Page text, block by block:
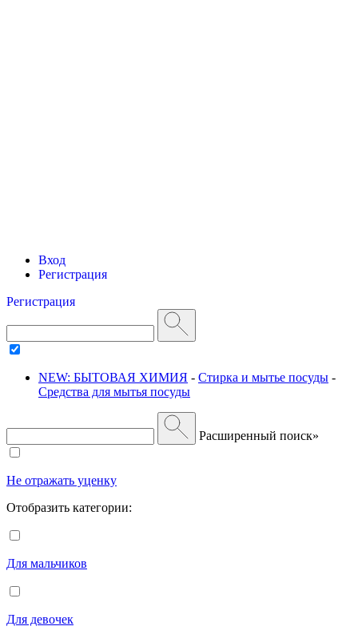
Вход
Регистрация
Регистрация
NEW: БЫТОВАЯ ХИМИЯ - Стирка и мытье посуды -
Средства для мытья посуды
Расширенный поиск»
Не отражать уценку
Отобразить категории:
Для мальчиков
Для девочек